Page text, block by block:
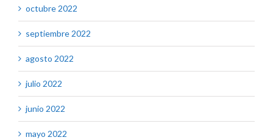
octubre 2022
septiembre 2022
agosto 2022
julio 2022
junio 2022
mayo 2022